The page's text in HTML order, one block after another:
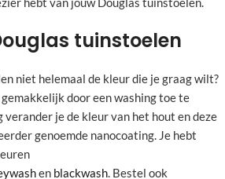
tuinstoelen
niet helemaal de kleur die je graag wilt?
door een washing toe te
verander je de kleur van het hout en deze
genoemde nanocoating. Je hebt
en blackwash. Bestel ook